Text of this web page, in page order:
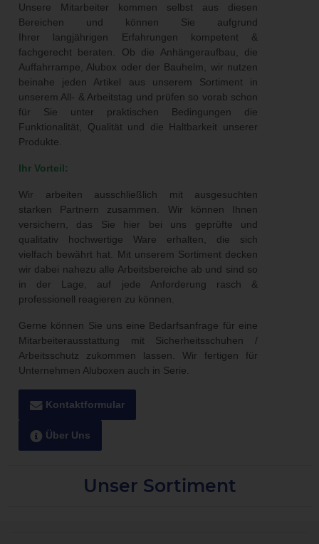
Unsere Mitarbeiter kommen selbst aus diesen
Bereichen und können Sie aufgrund
Ihrer langjährigen Erfahrungen kompetent &
fachgerecht beraten. Ob die Anhängeraufbau, die
Auffahrrampe, Alubox oder der Bauhelm, wir nutzen
beinahe jeden Artikel aus unserem Sortiment in
unserem All- & Arbeitstag und prüfen so vorab schon
für Sie unter praktischen Bedingungen die
Funktionalität, Qualität und die Haltbarkeit unserer
Produkte.
Ihr Vorteil:
Wir arbeiten ausschließlich mit ausgesuchten
starken Partnern zusammen. Wir können Ihnen
versichern, das Sie hier bei uns geprüfte und
qualitativ hochwertige Ware erhalten, die sich
vielfach bewährt hat. Mit unserem Sortiment decken
wir dabei nahezu alle Arbeitsbereiche ab und sind so
in der Lage, auf jede Anforderung rasch &
professionell reagieren zu können.
Gerne können Sie uns eine Bedarfsanfrage für eine
Mitarbeiterausstattung mit Sicherheitsschuhen /
Arbeitsschutz zukommen lassen. Wir fertigen für
Unternehmen Aluboxen auch in Serie.
 Kontaktformular
 Über Uns
Unser Sortiment